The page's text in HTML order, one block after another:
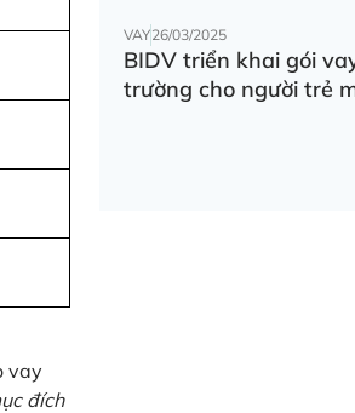
vay
đích
VAY26/03/2025
BIDV triển khai gói
trường cho người trẻ